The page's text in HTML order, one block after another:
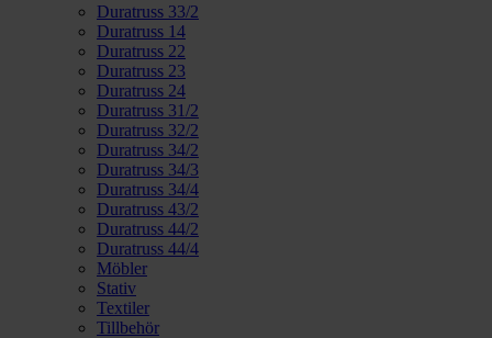
Duratruss 33/2
Duratruss 14
Duratruss 22
Duratruss 23
Duratruss 24
Duratruss 31/2
Duratruss 32/2
Duratruss 34/2
Duratruss 34/3
Duratruss 34/4
Duratruss 43/2
Duratruss 44/2
Duratruss 44/4
Möbler
Stativ
Textiler
Tillbehör